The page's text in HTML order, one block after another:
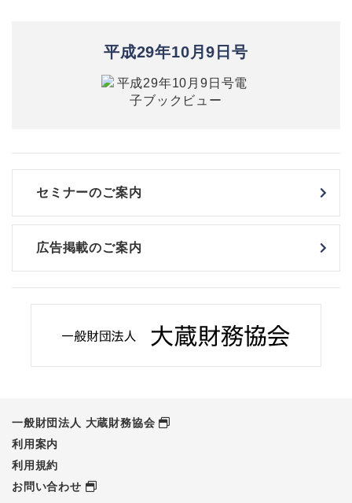
平成29年10月9日号
セミナーのご案内
広告掲載のご案内
一般財団法人 大蔵財務協会
利用案内
利用規約
お問い合わせ